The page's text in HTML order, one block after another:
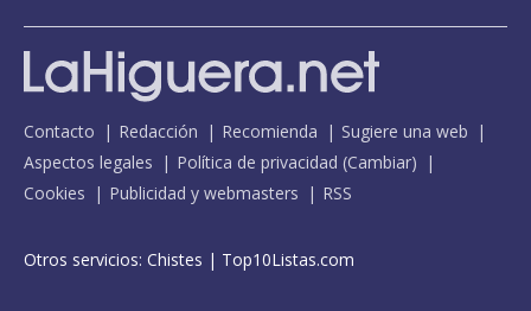
Contacto Redacción Recomienda
Sugiere una web
Aspectos legales
Política de privacidad (Cambiar)
Cookies
Publicidad y webmasters RSS
Otros servicios: Chistes | Top10Listas.com